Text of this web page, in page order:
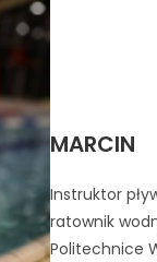
MARCIN
Instruktor
ratownik
Politechnice